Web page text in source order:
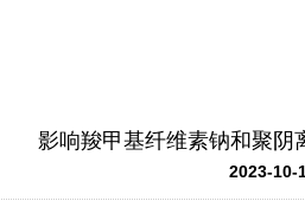
影响羧甲基纤维素钠和聚阴
2023-10-